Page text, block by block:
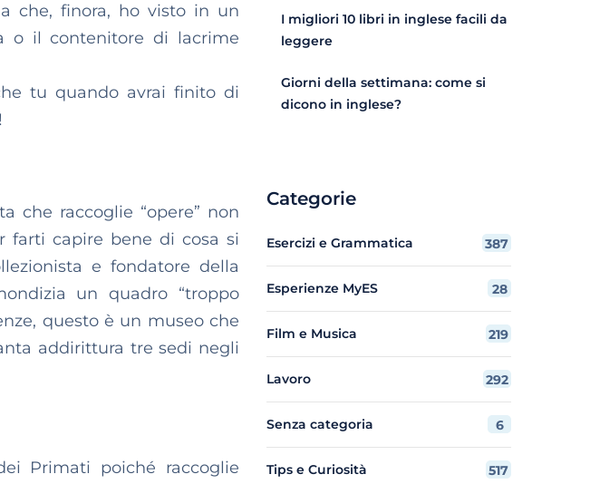
che, finora, ho visto in un
o il contenitore di lacrime
tu quando avrai finito di
!
che raccoglie “opere” non
farti capire bene di cosa si
e fondatore della
un quadro “troppo
questo è un museo che
addirittura tre sedi negli
Primati poiché raccoglie
I migliori 10 libri in inglese facili da
leggere
Giorni della settimana: come si
dicono in inglese?
Categorie
Esercizi e Grammatica 387
Esperienze MyES 28
Film e Musica 219
Lavoro 292
Senza categoria 6
Tips e Curiosità 517